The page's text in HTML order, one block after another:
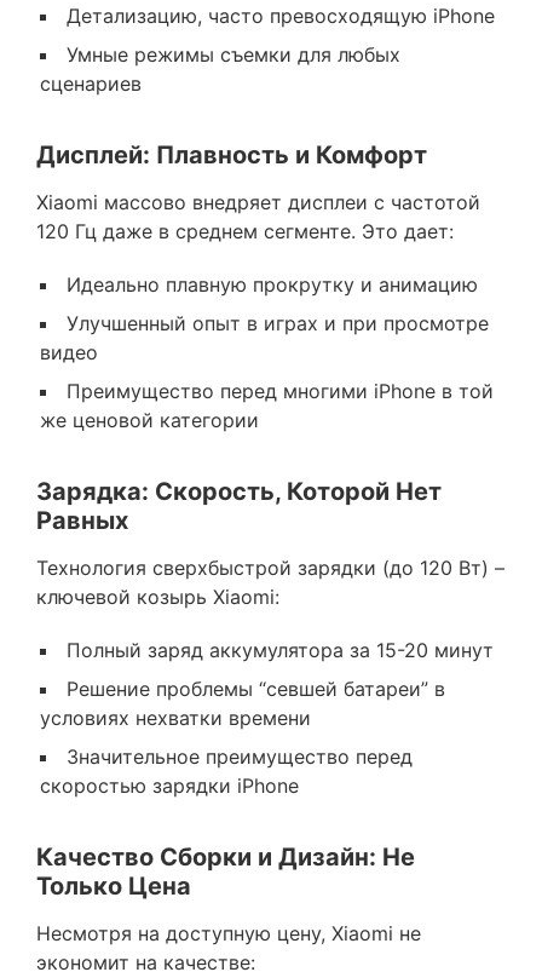
Детализацию, часто превосходящую iPhone
Умные режимы съемки для любых
сценариев
Дисплей: Плавность и Комфорт
Xiaomi массово внедряет дисплеи с частотой
120 Гц даже в среднем сегменте. Это дает:
Идеально плавную прокрутку и анимацию
Улучшенный опыт в играх и при просмотре
видео
Преимущество перед многими iPhone в той
же ценовой категории
Зарядка: Скорость, Которой Нет
Равных
Технология сверхбыстрой зарядки (до 120 Вт) –
ключевой козырь Xiaomi:
Полный заряд аккумулятора за 15-20 минут
Решение проблемы “севшей батареи” в
условиях нехватки времени
Значительное преимущество перед
скоростью зарядки iPhone
Качество Сборки и Дизайн: Не
Только Цена
Несмотря на доступную цену, Xiaomi не
экономит на качестве: